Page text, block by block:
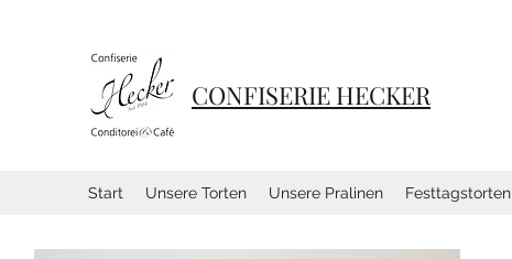
CONFISERIE HECKER
Start Unsere Torten Unsere Pralinen Festtagstorten